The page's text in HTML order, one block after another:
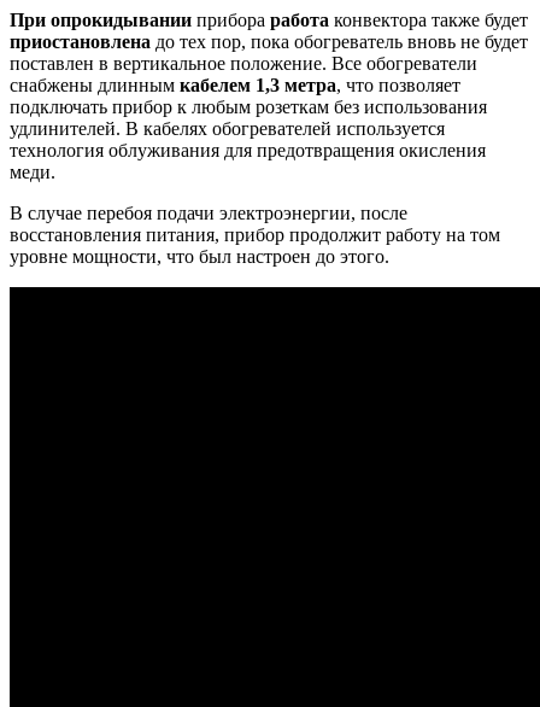
При опрокидывании прибора работа конвектора также будет
приостановлена до тех пор, пока обогреватель вновь не будет
поставлен в вертикальное положение. Все обогреватели
снабжены длинным кабелем 1,3 метра, что позволяет
подключать прибор к любым розеткам без использования
удлинителей. В кабелях обогревателей используется
технология облуживания для предотвращения окисления
меди.
В случае перебоя подачи электроэнергии, после
восстановления питания, прибор продолжит работу на том
уровне мощности, что был настроен до этого.